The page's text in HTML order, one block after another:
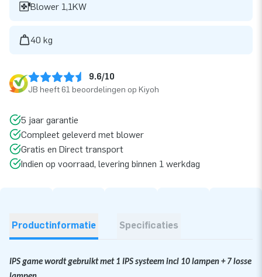
Blower 1,1KW
40 kg
9.6/10
JB heeft 61 beoordelingen op Kiyoh
5 jaar garantie
Compleet geleverd met blower
Gratis en Direct transport
Indien op voorraad, levering binnen 1 werkdag
Productinformatie Specificaties
IPS game wordt gebruikt met 1 IPS systeem incl 10 lampen + 7 losse